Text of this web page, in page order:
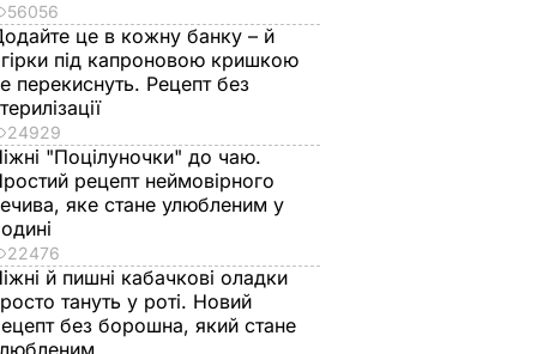
що
"Нічого нав'язувати
не буду". Драпатий
розповів, яку
професію обрав його
56056
це в кожну банку – й
під капроновою кришкою
перекиснуть. Рецепт без
24929
"Поцілуночки" до чаю.
рецепт неймовірного
яке стане улюбленим у
22476
й пишні кабачкові оладки
тануть у роті. Новий
без борошна, який стане